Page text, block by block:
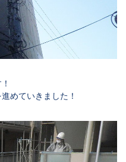
めていきました！